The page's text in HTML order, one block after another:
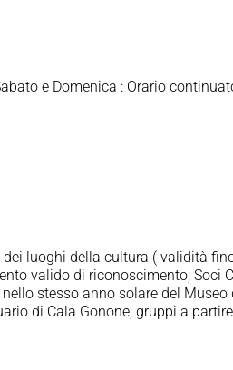
e Domenica : Orario
luoghi della cultura ( validità
valido di riconoscimento; Soci
stesso anno solare del Museo
di Cala Gonone; gruppi a